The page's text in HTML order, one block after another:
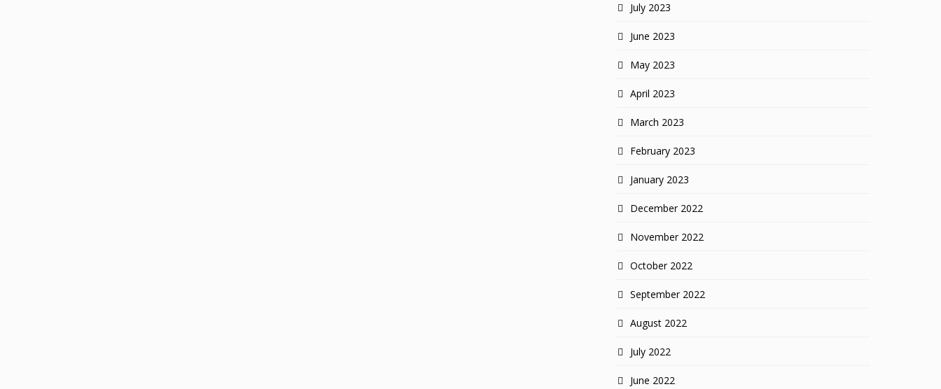
July 2023
June 2023
May 2023
April 2023
March 2023
February 2023
January 2023
December 2022
November 2022
October 2022
September 2022
August 2022
July 2022
June 2022